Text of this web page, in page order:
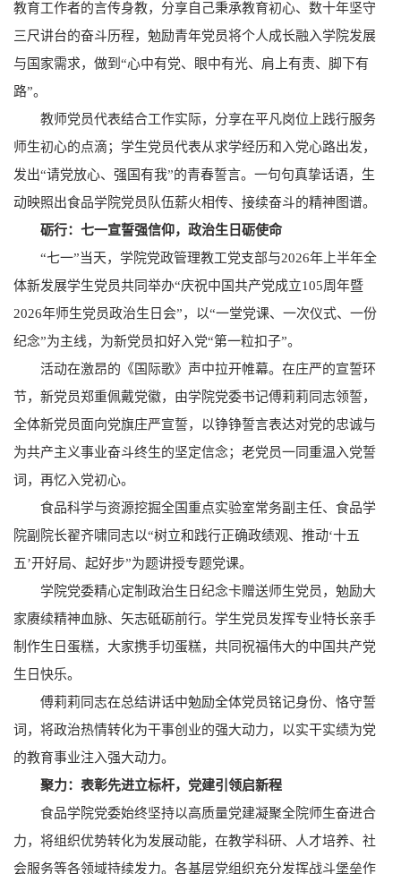
教育工作者的言传身教，分享自己秉承教育初心、数十年坚守
三尺讲台的奋斗历程，勉励青年党员将个人成长融入学院发展
与国家需求，做到“心中有党、眼中有光、肩上有责、脚下有
路”。
教师党员代表结合工作实际，分享在平凡岗位上践行服务
师生初心的点滴；学生党员代表从求学经历和入党心路出发，
发出“请党放心、强国有我”的青春誓言。一句句真挚话语，生
动映照出食品学院党员队伍薪火相传、接续奋斗的精神图谱。
砺行：七一宣誓强信仰，政治生日砺使命
“七一”当天，学院党政管理教工党支部与2026年上半年全
体新发展学生党员共同举办“庆祝中国共产党成立105周年暨
2026年师生党员政治生日会”，以“一堂党课、一次仪式、一份
纪念”为主线，为新党员扣好入党“第一粒扣子”。
活动在激昂的《国际歌》声中拉开帷幕。在庄严的宣誓环
节，新党员郑重佩戴党徽，由学院党委书记傅莉莉同志领誓，
全体新党员面向党旗庄严宣誓，以铮铮誓言表达对党的忠诚与
为共产主义事业奋斗终生的坚定信念；老党员一同重温入党誓
词，再忆入党初心。
食品科学与资源挖掘全国重点实验室常务副主任、食品学
院副院长翟齐啸同志以“树立和践行正确政绩观、推动‘十五
五’开好局、起好步”为题讲授专题党课。
学院党委精心定制政治生日纪念卡赠送师生党员，勉励大
家赓续精神血脉、矢志砥砺前行。学生党员发挥专业特长亲手
制作生日蛋糕，大家携手切蛋糕，共同祝福伟大的中国共产党
生日快乐。
傅莉莉同志在总结讲话中勉励全体党员铭记身份、恪守誓
词，将政治热情转化为干事创业的强大动力，以实干实绩为党
的教育事业注入强大动力。
聚力：表彰先进立标杆，党建引领启新程
食品学院党委始终坚持以高质量党建凝聚全院师生奋进合
力，将组织优势转化为发展动能，在教学科研、人才培养、社
会服务等各领域持续发力。各基层党组织充分发挥战斗堡垒作